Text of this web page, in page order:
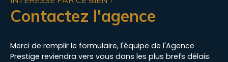
Contactez l'agence
Merci de remplir le formulaire, l'équipe de l'Agence
Prestige reviendra vers vous dans les plus brefs délais.